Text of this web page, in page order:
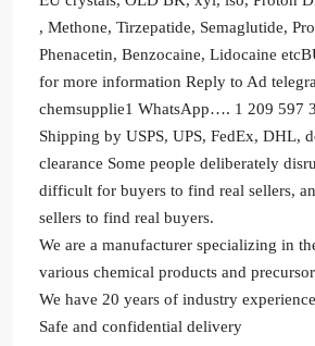
, Methone, Tirzepatide, Semaglutide,
Phenacetin, Benzocaine, Lidocaine
for more information Reply to Ad
chemsupplie1 WhatsApp…. 1 209
Shipping by USPS, UPS, FedEx, DHL,
clearance Some people deliberately
difficult for buyers to find real sellers,
sellers to find real buyers.
We are a manufacturer specializing in
various chemical products and
We have 20 years of industry
Safe and confidential delivery